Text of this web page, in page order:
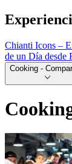
Chianti Icons –
de un Día desde
Cooking -